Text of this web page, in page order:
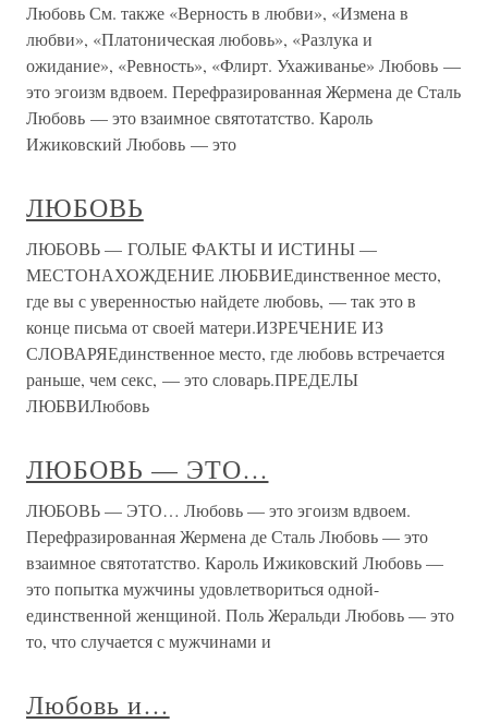
Любовь См. также «Верность в любви», «Измена в
любви», «Платоническая любовь», «Разлука и
ожидание», «Ревность», «Флирт. Ухаживанье» Любовь —
это эгоизм вдвоем. Перефразированная Жермена де Сталь
Любовь — это взаимное святотатство. Кароль
Ижиковский Любовь — это
ЛЮБОВЬ
ЛЮБОВЬ — ГОЛЫЕ ФАКТЫ И ИСТИНЫ —
МЕСТОНАХОЖДЕНИЕ ЛЮБВИЕдинственное место,
где вы с уверенностью найдете любовь, — так это в
конце письма от своей матери.ИЗРЕЧЕНИЕ ИЗ
СЛОВАРЯЕдинственное место, где любовь встречается
раньше, чем секс, — это словарь.ПРЕДЕЛЫ
ЛЮБВИЛюбовь
ЛЮБОВЬ — ЭТО…
ЛЮБОВЬ — ЭТО… Любовь — это эгоизм вдвоем.
Перефразированная Жермена де Сталь Любовь — это
взаимное святотатство. Кароль Ижиковский Любовь —
это попытка мужчины удовлетвориться одной-
единственной женщиной. Поль Жеральди Любовь — это
то, что случается с мужчинами и
Любовь и…